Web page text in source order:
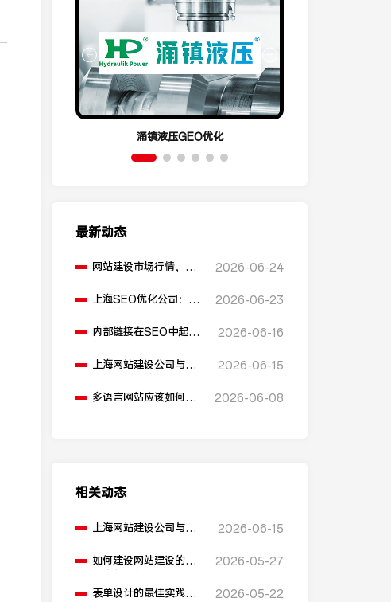
涌镇液压GEO优化
最新动态
网站建设市场行情，不
2026-06-24
上海SEO优化公司：反
什么作用？
2026-06-23
内部链接在SEO中起到
2026-06-16
上海网站建设公司与安
么？
2026-06-15
多语言网站应该如何进
2026-06-08
相关动态
上海网站建设公司与安
么？
2026-06-15
如何建设网站建设的电
2026-05-27
表单设计的最佳实践有
2026-05-22